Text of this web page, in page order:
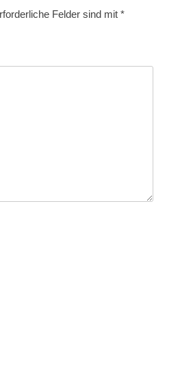
Felder sind mit *